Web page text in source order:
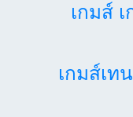
เกมส์ เ
เกมส์เท